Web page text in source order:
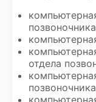
позвоночника
отдела
позвоночника